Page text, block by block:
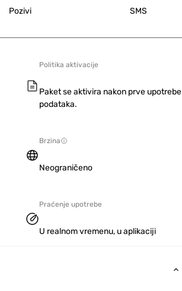
Pozivi SMS
Politika aktivacije
Paket se aktivira nakon prve upotrebe
podataka.
Brzina
Neograničeno
Praćenje upotrebe
U realnom vremenu, u aplikaciji